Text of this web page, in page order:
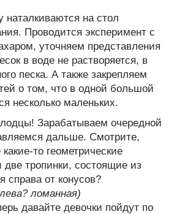
наталкиваются на стол
Проводится эксперимент с
уточняем представления
в воде не растворяется, в
песка. А также закрепляем
о том, что в одной большой
несколько маленьких.
Зарабатываем очередной
дальше. Смотрите,
то геометрические
тропинки, состоящие из
справа от конусов?
ломанная)
давайте девочки пойдут по